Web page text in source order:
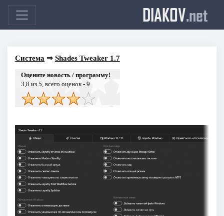
DIAKOV.net
Система ⇒ Shades Tweaker 1.7
Оцените новость / программу!
3,8 из 5, всего оценок - 9